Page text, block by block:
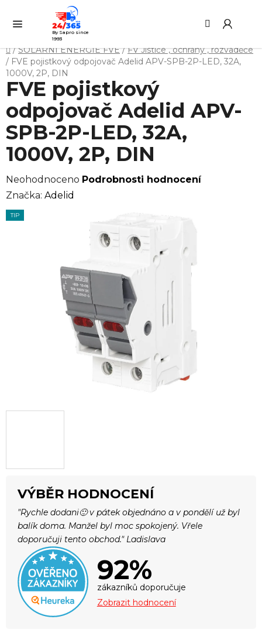
obsah
By Sapro since
1993
Domů
/ SOLÁRNÍ ENERGIE FVE / FV Jističe , ochrany , rozvaděče
/ FVE pojistkový odpojovač Adelid APV-SPB-2P-LED, 32A,
1000V, 2P, DIN
VÝBĚR HODNOCENÍ
"Rychle dodani🙂 v pátek objednáno a v pondělí už byl
balík doma. Manžel byl moc spokojený. Vřele
doporučuji tento obchod." Ladislava
92%
zákazníků doporučuje
Zobrazit hodnocení
FVE pojistkový
odpojovač Adelid APV-
SPB-2P-LED, 32A,
1000V, 2P, DIN
Průměrné
hodnocení
produktu
Neohodnoceno Podrobnosti hodnocení
Značka: Adelid
TIP